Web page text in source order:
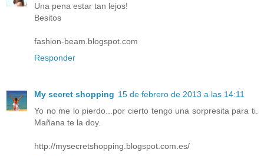
Una pena estar tan lejos!
Besitos
fashion-beam.blogspot.com
Responder
My secret shopping 15 de febrero de 2013 a las 14:11
Yo no me lo pierdo...por cierto tengo una sorpresita para ti.
Mañana te la doy.
http://mysecretshopping.blogspot.com.es/